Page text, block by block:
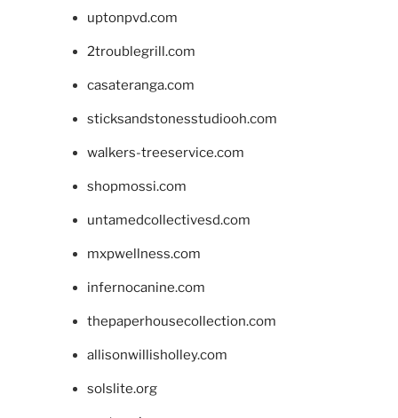
uptonpvd.com
2troublegrill.com
casateranga.com
sticksandstonesstudiooh.com
walkers-treeservice.com
shopmossi.com
untamedcollectivesd.com
mxpwellness.com
infernocanine.com
thepaperhousecollection.com
allisonwillisholley.com
solslite.org